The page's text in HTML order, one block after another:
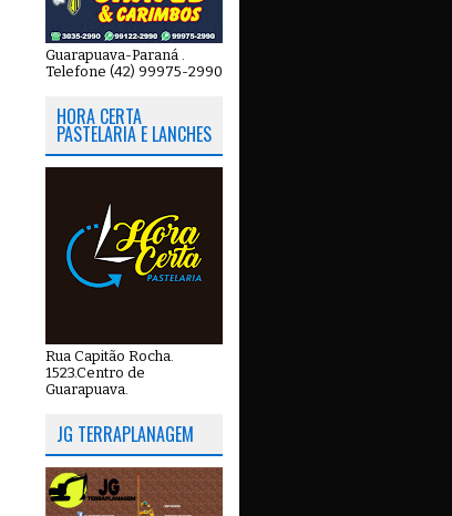
Guarapuava-Paraná .
Telefone (42) 99975-2990
HORA CERTA
PASTELARIA E LANCHES
Rua Capitão Rocha.
1523.Centro de
Guarapuava.
JG TERRAPLANAGEM